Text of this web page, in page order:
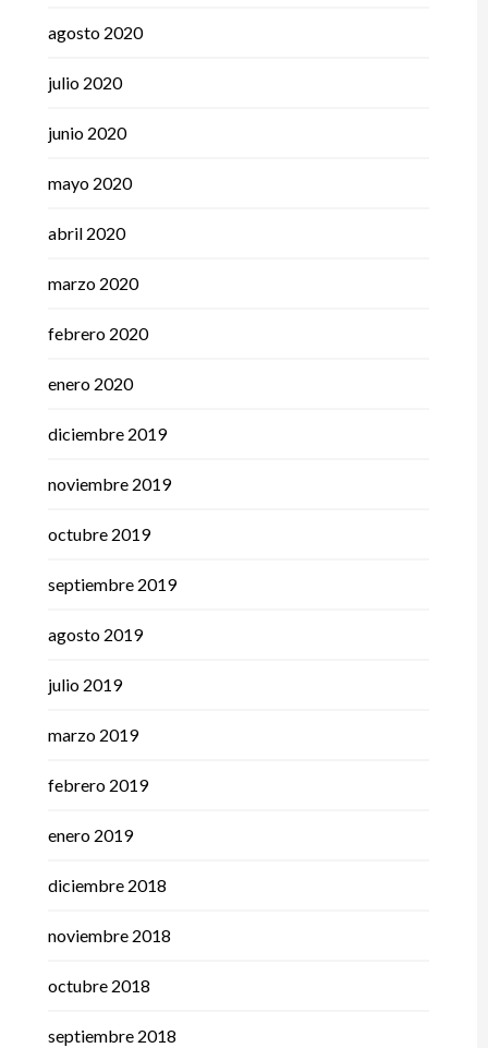
agosto 2020
julio 2020
junio 2020
mayo 2020
abril 2020
marzo 2020
febrero 2020
enero 2020
diciembre 2019
noviembre 2019
octubre 2019
septiembre 2019
agosto 2019
julio 2019
marzo 2019
febrero 2019
enero 2019
diciembre 2018
noviembre 2018
octubre 2018
septiembre 2018